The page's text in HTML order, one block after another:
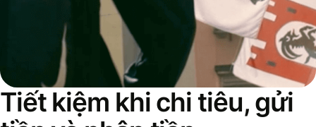
Tiết kiệm khi chi tiêu, gửi